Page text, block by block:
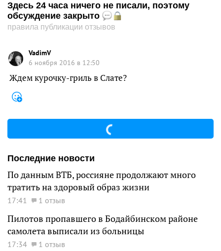
Здесь 24 часа ничего не писали, поэтому
обсуждение закрыто
правила публикации отзывов
VadimV
6 ноября 2016 в 12:50
Ждем курочку-гриль в Слате?
Последние новости
По данным ВТБ, россияне продолжают много
тратить на здоровый образ жизни
17:41 1 отзыв
Пилотов пропавшего в Бодайбинском районе
самолета выписали из больницы
17:34 1 отзыв